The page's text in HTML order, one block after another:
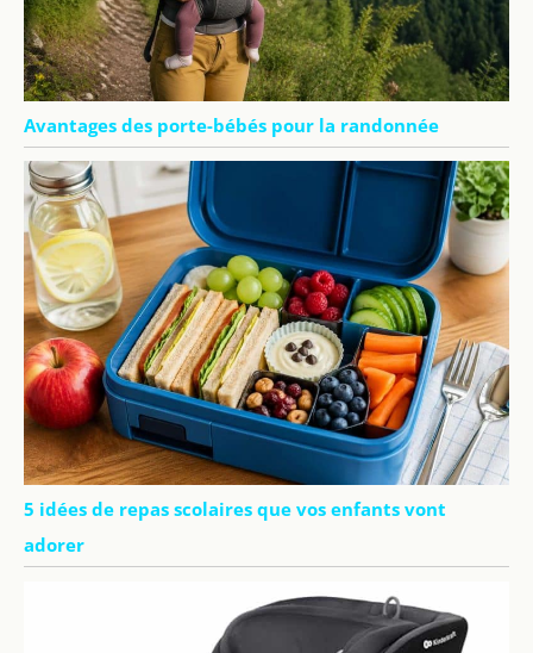
Avantages des porte-bébés pour la randonnée
5 idées de repas scolaires que vos enfants vont
adorer